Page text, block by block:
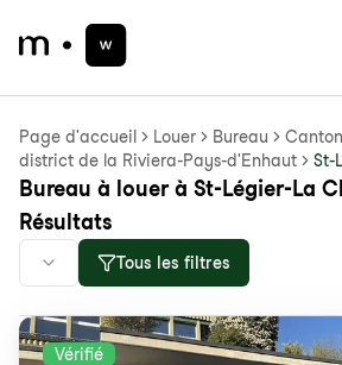
Page d'accueil Louer Bureau
district de la Riviera-Pays-d'Enhaut
St-
Bureau à louer à St-Légier-La
Résultats
Tous les filtres
Vérifié